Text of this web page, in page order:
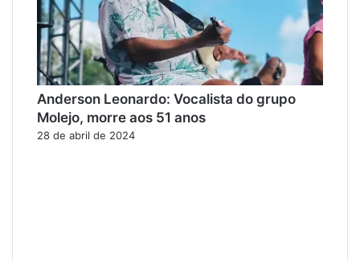
Anderson Leonardo: Vocalista do grupo
Molejo, morre aos 51 anos
28 de abril de 2024